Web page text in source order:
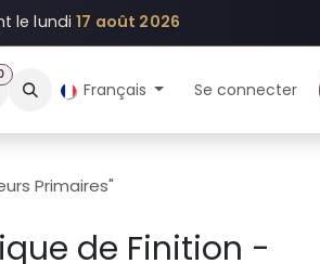
le lundi17 août 2026
HISTOIRE Blog
Français Se connecter
Primaires"
de Finition -